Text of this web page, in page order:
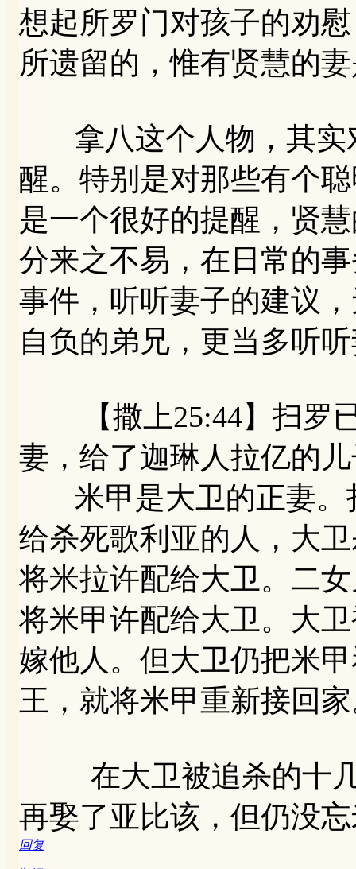
想起所罗门对孩子的劝
所遗留的，惟有贤慧的
拿八这个人物，其实
醒。特别是对那些有个
是一个很好的提醒，贤
分来之不易，在日常的
事件，听听妻子的建议
自负的弟兄，更当多听
【撒上25:44】扫罗已
妻，给了迦琳人拉亿的
米甲是大卫的正妻。
给杀死歌利亚的人，大
将米拉许配给大卫。二
将米甲许配给大卫。大
嫁他人。但大卫仍把米
王，就将米甲重新接回
在大卫被追杀的十几
再娶了亚比该，但仍没
回复